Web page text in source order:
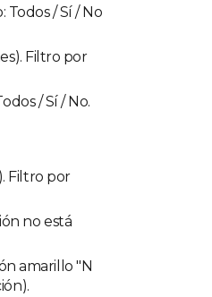
Todos / Sí / No
Filtro por
/ Sí / No.
Filtro por
no está
amarillo "N